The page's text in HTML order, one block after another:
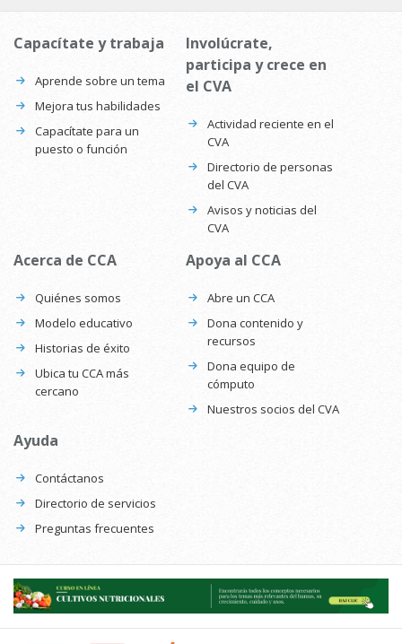
Capacítate y trabaja
Aprende sobre un tema
Mejora tus habilidades
Capacítate para un
puesto o función
Involúcrate,
participa y crece en
el CVA
Actividad reciente en el
CVA
Directorio de personas
del CVA
Avisos y noticias del
CVA
Acerca de CCA
Quiénes somos
Modelo educativo
Historias de éxito
Ubica tu CCA más
cercano
Apoya al CCA
Abre un CCA
Dona contenido y
recursos
Dona equipo de
cómputo
Nuestros socios del CVA
Ayuda
Contáctanos
Directorio de servicios
Preguntas frecuentes